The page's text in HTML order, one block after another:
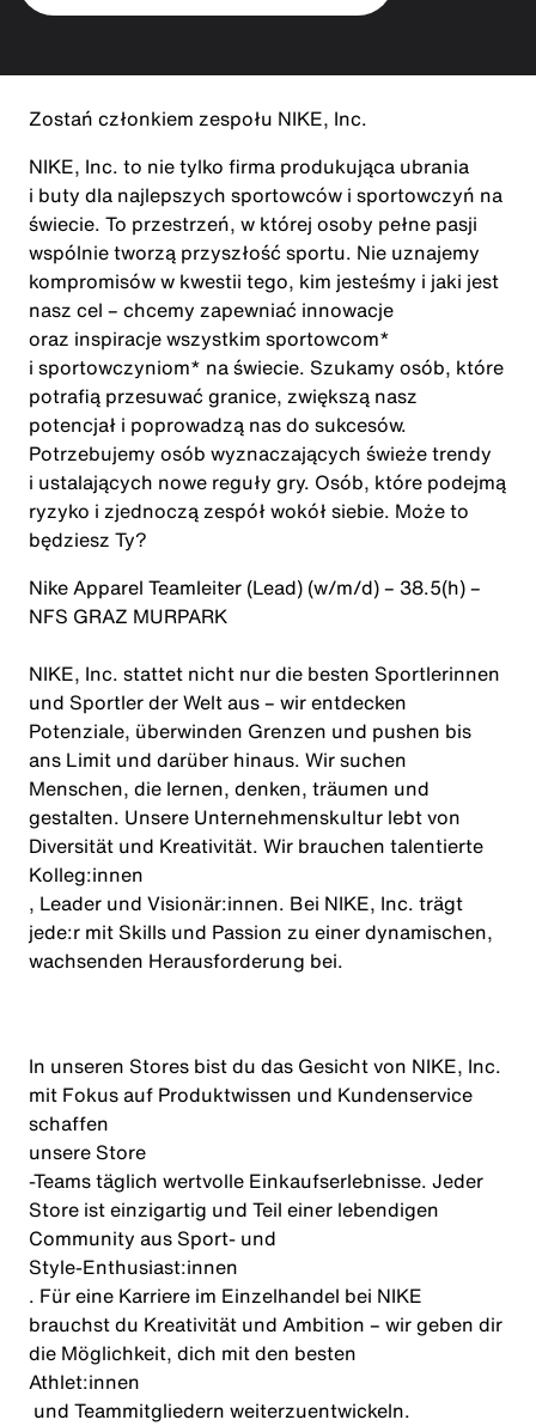
Zostań członkiem zespołu NIKE, Inc.
NIKE, Inc. to nie tylko firma produkująca ubrania
i buty dla najlepszych sportowców i sportowczyń na
świecie. To przestrzeń, w której osoby pełne pasji
wspólnie tworzą przyszłość sportu. Nie uznajemy
kompromisów w kwestii tego, kim jesteśmy i jaki jest
nasz cel – chcemy zapewniać innowacje
oraz inspiracje wszystkim sportowcom*
i sportowczyniom* na świecie. Szukamy osób, które
potrafią przesuwać granice, zwiększą nasz
potencjał i poprowadzą nas do sukcesów.
Potrzebujemy osób wyznaczających świeże trendy
i ustalających nowe reguły gry. Osób, które podejmą
ryzyko i zjednoczą zespół wokół siebie. Może to
będziesz Ty?
Nike Apparel Teamleiter (Lead) (w/m/d) – 38.5(h) –
NFS GRAZ MURPARK
NIKE, Inc. stattet nicht nur die besten Sportlerinnen
und Sportler der Welt aus – wir entdecken
Potenziale, überwinden Grenzen und pushen bis
ans Limit und darüber hinaus. Wir suchen
Menschen, die lernen, denken, träumen und
gestalten. Unsere Unternehmenskultur lebt von
Diversität und Kreativität. Wir brauchen talentierte
Kolleg:innen
, Leader und Visionär:innen. Bei NIKE, Inc. trägt
jede:r mit Skills und Passion zu einer dynamischen,
wachsenden Herausforderung bei.
In unseren Stores bist du das Gesicht von NIKE, Inc.
mit Fokus auf Produktwissen und Kundenservice
schaffen
unsere Store
‑Teams täglich wertvolle Einkaufserlebnisse. Jeder
Store ist einzigartig und Teil einer lebendigen
Community aus Sport‑ und
Style‑Enthusiast:innen
. Für eine Karriere im Einzelhandel bei NIKE
brauchst du Kreativität und Ambition – wir geben dir
die Möglichkeit, dich mit den besten
Athlet:innen
und Teammitgliedern weiterzuentwickeln.